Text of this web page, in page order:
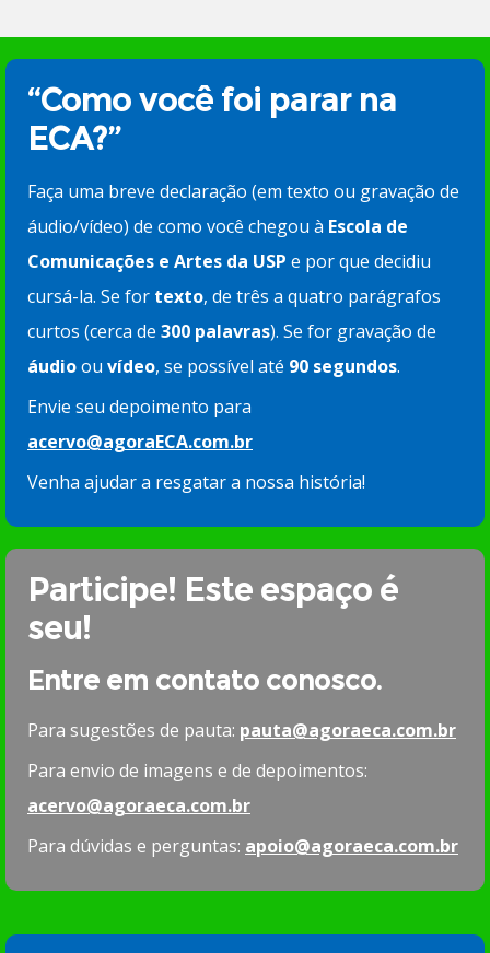
“Como você foi parar na
ECA?”
Faça uma breve declaração (em texto ou gravação de
áudio/vídeo) de como você chegou à Escola de
Comunicações e Artes da USP e por que decidiu
cursá-la. Se for texto, de três a quatro parágrafos
curtos (cerca de 300 palavras). Se for gravação de
áudioou vídeo, se possível até 90 segundos.
Envie seu depoimento para
acervo@agoraECA.com.br
Venha ajudar a resgatar a nossa história!
Participe! Este espaço é
seu!
Entre em contato conosco.
Para sugestões de pauta: pauta@agoraeca.com.br
Para envio de imagens e de depoimentos:
acervo@agoraeca.com.br
Para dúvidas e perguntas: apoio@agoraeca.com.br